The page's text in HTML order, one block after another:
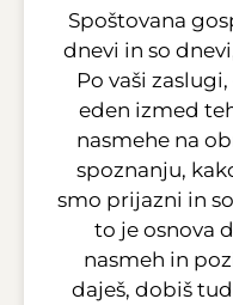
Spoštovana
dnevi in so
Po vaši
eden izmed
nasmehe na
spoznanju,
smo prijazni in
to je osnova
nasmeh in
daješ, dobiš